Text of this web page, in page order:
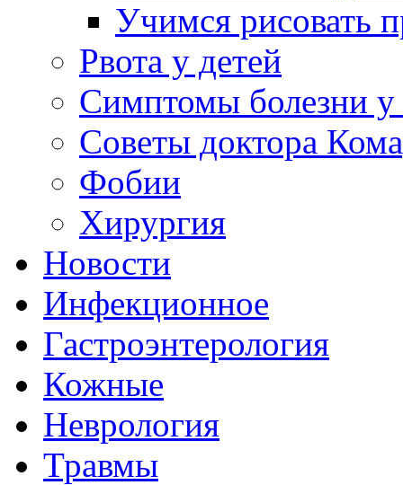
Учимся рисовать
Рвота у детей
Симптомы болезни у
Советы доктора
Фобии
Хирургия
Новости
Инфекционное
Гастроэнтерология
Кожные
Неврология
Травмы